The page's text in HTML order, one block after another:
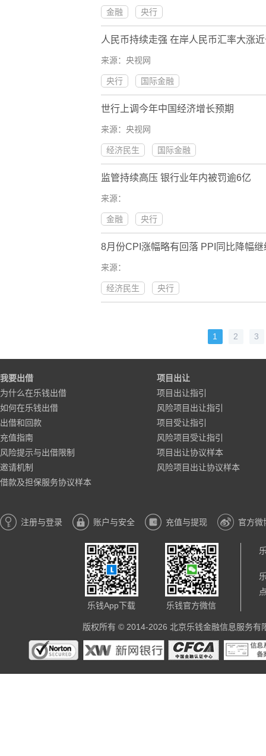
金融 央行
人民币持续走强 在岸人民币汇率大涨
来源：央视网
央行 国际金融
世行上调今年中国经济增长预期
来源：央视网
经济民生 国际金融
监管持续高压 银行业年内被罚逾6亿
来源：
金融 央行
8月份CPI涨幅略有回落 PPI同比降幅继
来源：
经济民生 央行
1 2 3
我要出借
为什么在乐钱出借
如何在乐钱出借
出借和回款
充值指南
风险提示与出借限制
邀请机制
借款及担保服务协议样本
项目出让
项目出让指引
风险项目出让指引
项目受让指引
风险项目受让指引
项目出让协议样本
风险项目出让协议样本
注册与登录 账户与安全 充值与提现 官方微
乐钱App下载 乐钱官方微信
版权所有 © 2014-2026 北京乐钱金融信息服务有